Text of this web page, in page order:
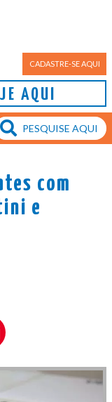
CADASTRE-SE AQUI
AQUI
com
e